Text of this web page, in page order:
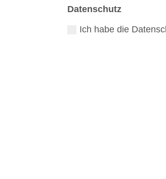
Datenschutz
Ich habe die